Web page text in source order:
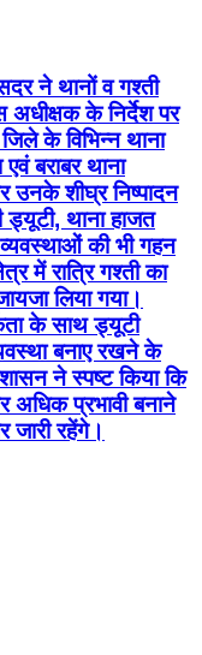
ने थानों व गश्ती
अधीक्षक के निर्देश पर
के विभिन्न थाना
बराबर थाना
उनके शीघ्र निष्पादन
ड्यूटी, थाना हाजत
की भी गहन
में रात्रि गश्ती का
लिया गया।
के साथ ड्यूटी
बनाए रखने के
ने स्पष्ट किया कि
अधिक प्रभावी बनाने
रहेंगे।